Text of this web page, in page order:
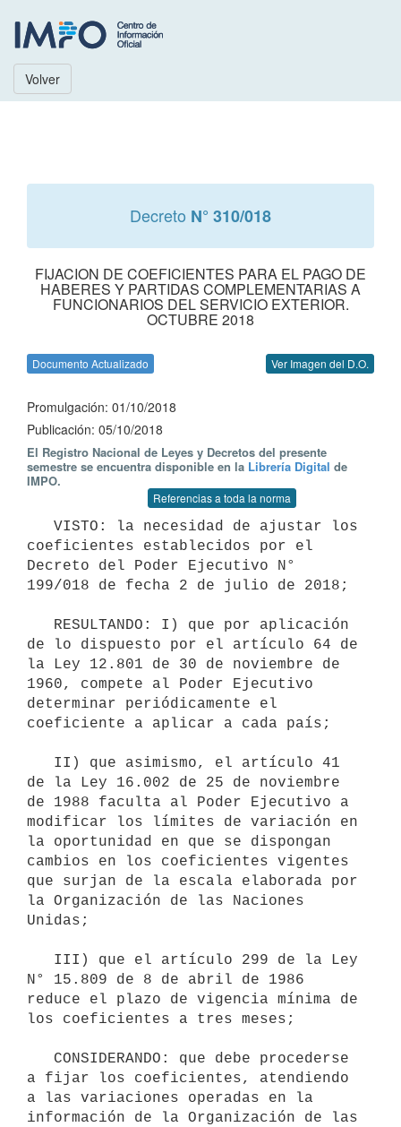
Volver
Decreto N° 310/018
FIJACION DE COEFICIENTES PARA EL PAGO DE
HABERES Y PARTIDAS COMPLEMENTARIAS A
FUNCIONARIOS DEL SERVICIO EXTERIOR.
OCTUBRE 2018
Documento Actualizado Ver Imagen del D.O.
Promulgación: 01/10/2018
Publicación: 05/10/2018
El Registro Nacional de Leyes y Decretos del presente
semestre se encuentra disponible en la Librería Digital de
IMPO.
Referencias a toda la norma
coeficientes establecidos por el
Decreto del Poder Ejecutivo N°
199/018 de fecha 2 de julio de 2018;
de lo dispuesto por el artículo 64 de
la Ley 12.801 de 30 de noviembre de
1960, compete al Poder Ejecutivo
determinar periódicamente el
coeficiente a aplicar a cada país;
de la Ley 16.002 de 25 de noviembre
de 1988 faculta al Poder Ejecutivo a
modificar los límites de variación en
la oportunidad en que se dispongan
cambios en los coeficientes vigentes
que surjan de la escala elaborada por
la Organización de las Naciones
Unidas;
N° 15.809 de 8 de abril de 1986
reduce el plazo de vigencia mínima de
los coeficientes a tres meses;
a fijar los coeficientes, atendiendo
a las variaciones operadas en la
información de la Organización de las